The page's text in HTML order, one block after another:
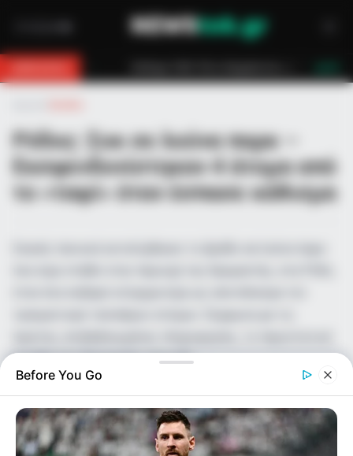
Ρόδος: Σοκ σε λούνα παρκ –
Εκσφενδονίστηκαν 4 άτομα από
το «ταψί» όταν έσπασε κάθισμα
συνέβη στο δημοφιλές παιχνίδι…
Before You Go